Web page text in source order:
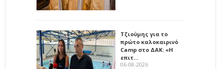
Τζιούμης για το
πρώτο καλοκαιρινό
Camp στο ΔΑΚ: «Η
επιτ…
06-08-2026